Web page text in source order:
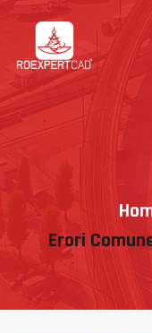
Erori